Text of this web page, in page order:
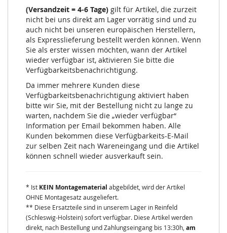
(Versandzeit = 4-6 Tage) gilt für Artikel, die zurzeit
nicht bei uns direkt am Lager vorrätig sind und zu
auch nicht bei unseren europäischen Herstellern,
als Expresslieferung bestellt werden können. Wenn
Sie als erster wissen möchten, wann der Artikel
wieder verfügbar ist, aktivieren Sie bitte die
Verfügbarkeitsbenachrichtigung.
Da immer mehrere Kunden diese
Verfügbarkeitsbenachrichtigung aktiviert haben
bitte wir Sie, mit der Bestellung nicht zu lange zu
warten, nachdem Sie die „wieder verfügbar“
Information per Email bekommen haben. Alle
Kunden bekommen diese Verfügbarkeits-E-Mail
zur selben Zeit nach Wareneingang und die Artikel
können schnell wieder ausverkauft sein.
* Ist KEIN Montagematerial abgebildet, wird der Artikel
OHNE Montagesatz ausgeliefert.
** Diese Ersatzteile sind in unserem Lager in Reinfeld
(Schleswig-Holstein) sofort verfügbar. Diese Artikel werden
direkt, nach Bestellung und Zahlungseingang bis 13:30h, am